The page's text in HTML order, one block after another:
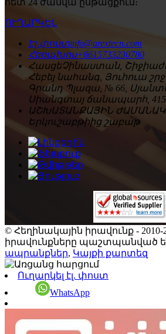
ՈՒՂԱՐԿԵԼ
Էլ․փոստinfo@arextecn.com
Հեռախոս+8615733230780
ՀասցեՉինաստան,
Հեբեյ նահանգ, Յուհուա
Գրանդ Պլազա, № 66,
Սիանգտայ ճանապարհ, 415
ԱՇԽԱՏԱՆՔԱՅԻՆ ԺԱՄԱՆԱԿ
Երկուշաբթիից շաբաթ
© Հեղինակային իրավունք - 2010-
իրավունքները պաշտպանված
ապրանքներ, Կայքի քարտեզ
Ուղարկել էլ. փոստ
WhatsApp